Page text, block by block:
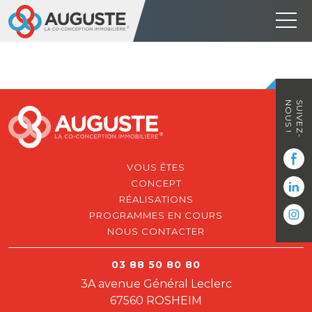
VOUS ÊTES
CONCEPT
RÉALISATIONS
PROGRAMMES EN COURS
NOUS CONTACTER
03 88 50 80 80
3A avenue Général Leclerc
67560 ROSHEIM
SUIVEZ-
NOUS !